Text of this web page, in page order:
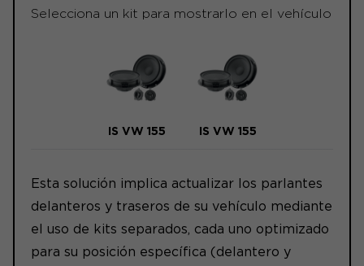
Selecciona un kit para mostrarlo en el vehículo
IS VW 155 IS VW 155
Esta solución implica actualizar los parlantes
delanteros y traseros de su vehículo mediante
el uso de kits separados, cada uno optimizado
para su posición específica (delantero y